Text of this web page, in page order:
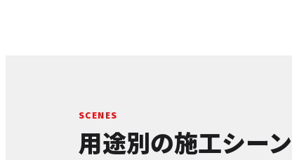
SCENES
用途別の施工シーン